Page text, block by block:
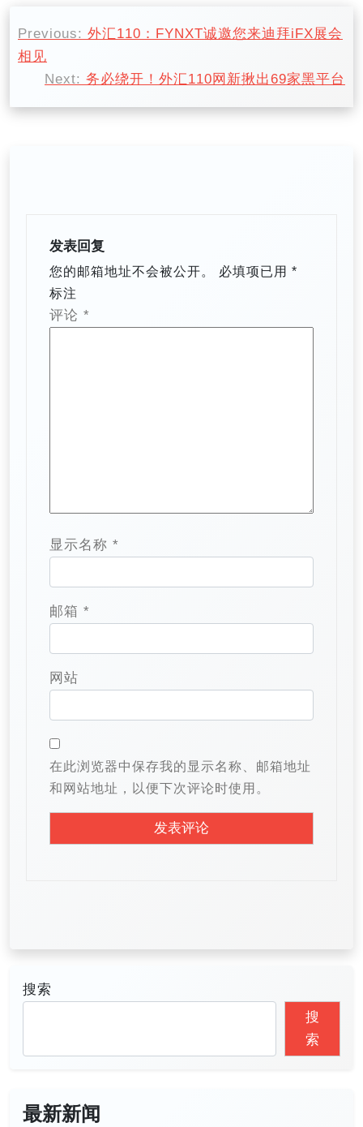
章
导
航
Previous: 外汇110：FYNXT诚邀您来迪拜iFX展会
相见
Next: 务必绕开！外汇110网新揪出69家黑平台
发表回复
您的邮箱地址不会被公开。 必填项已用 *
标注
评论 *
显示名称 *
邮箱 *
网站
在此浏览器中保存我的显示名称、邮箱地址
和网站地址，以便下次评论时使用。
搜索
搜
索
最新新闻